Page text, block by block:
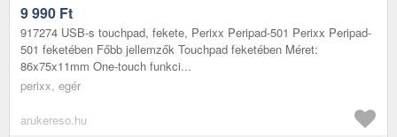
9 990 Ft
917274 USB-s touchpad, fekete, Perixx Peripad-501 Perixx Peripad-
501 feketében Főbb jellemzők Touchpad feketében Méret:
86x75x11mm One-touch funkci...
perixx, egér
arukereso.hu